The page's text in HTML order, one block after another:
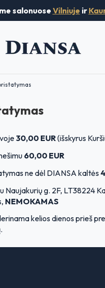
salonuose Vilniuje ir
30,00 EUR(išskyrus
60,00 EUR
ne dėl DIANSA kaltės
Naujakurių g. 2F, LT38224
NEMOKAMAS
kelios dienos prieš